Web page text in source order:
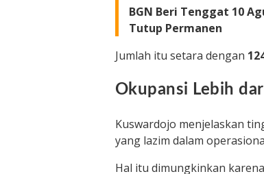
BGN Beri Tenggat 10
Tutup Permanen
Jumlah itu setara dengan
Okupansi Lebih
Kuswardojo menjelaskan
yang lazim dalam
Hal itu dimungkinkan